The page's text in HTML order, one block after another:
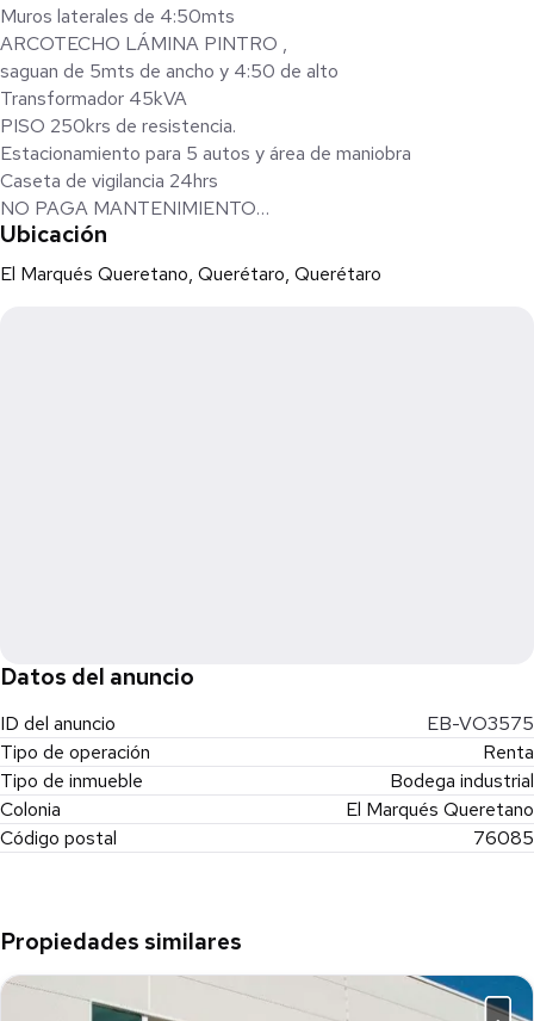
Muros laterales de 4:50mts
ARCOTECHO LÁMINA PINTRO ,
saguan de 5mts de ancho y 4:50 de alto
Transformador 45kVA
PISO 250krs de resistencia.
Estacionamiento para 5 autos y área de maniobra
Caseta de vigilancia 24hrs
NO PAGA MANTENIMIENTO
Cisterna de 5000lts
Ubicación
El Marqués Queretano, Querétaro, Querétaro
Datos del anuncio
ID del anuncio
EB-VO3575
Tipo de operación
Renta
Tipo de inmueble
Bodega industrial
Colonia
El Marqués Queretano
Código postal
76085
Propiedades similares